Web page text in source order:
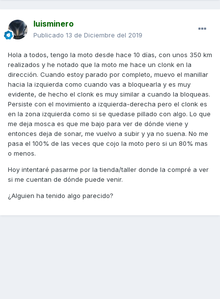
luisminero
Publicado 13 de Diciembre del 2019
Hola a todos, tengo la moto desde hace 10 días, con unos 350 km
realizados y he notado que la moto me hace un clonk en la
dirección. Cuando estoy parado por completo, muevo el manillar
hacia la izquierda como cuando vas a bloquearla y es muy
evidente, de hecho el clonk es muy similar a cuando la bloqueas.
Persiste con el movimiento a izquierda-derecha pero el clonk es
en la zona izquierda como si se quedase pillado con algo. Lo que
me deja mosca es que me bajo para ver de dónde viene y
entonces deja de sonar, me vuelvo a subir y ya no suena. No me
pasa el 100% de las veces que cojo la moto pero si un 80% mas
o menos.
Hoy intentaré pasarme por la tienda/taller donde la compré a ver
si me cuentan de dónde puede venir.
¿Alguien ha tenido algo parecido?